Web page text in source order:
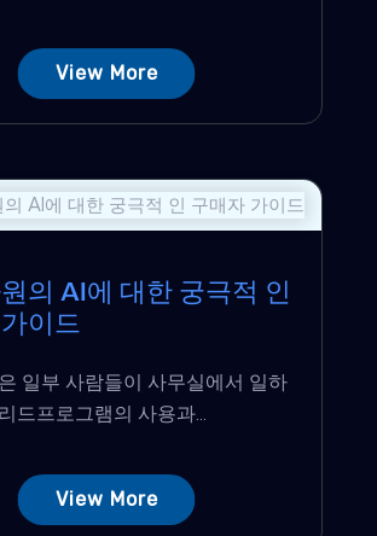
View More
의 AI에 대한 궁극적 인
이드
일부 사람들이 사무실에서 일하
드프로그램의 사용과...
View More